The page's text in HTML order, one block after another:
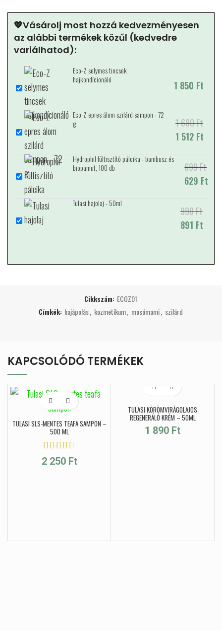
💖Vásárolj most hozzá kedvezményesen
az alábbi termékek közűl (kedvedre
variálhatod):
Eco-Z selymes tincsek
hajkondícionáló
1 850 Ft
Eco-Z epres álom szilárd sampon - 72
g
1 680Ft
Original price
was: 1 680 Ft.
1 512 Ft
Current price
is: 1 512 Ft.
Hydrophil fültisztító pálcika - bambusz és
biopamut, 100 db
699Ft
Original
price was:
629 Ft
Current
price is:
Tulasi hajolaj - 50ml
990Ft
Original price
was: 990 Ft.
891 Ft
Current price
is: 891 Ft.
Cikkszám: ECOZ01
Címkék: hajápolás, kozmetikum, mosómami, szilárd
KAPCSOLÓDÓ TERMÉKEK
TULASI SLS-MENTES TEAFA SAMPON –
500 ML
2 250 Ft
TULASI KÖRÖMVIRÁGOLAJOS
REGENERÁLÓ KRÉM – 50ML
1 890 Ft